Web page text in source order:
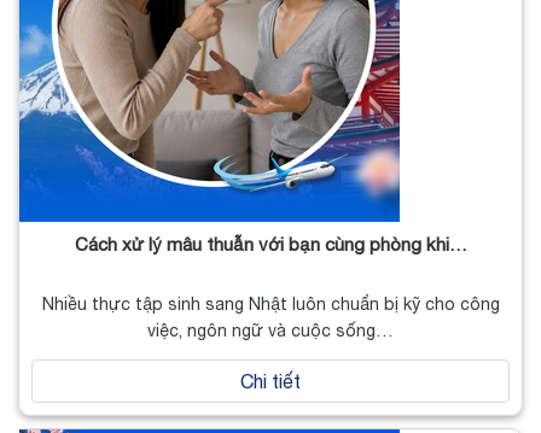
Cách xử lý mâu thuẫn với bạn cùng phòng khi…
Nhiều thực tập sinh sang Nhật luôn chuẩn bị kỹ cho công
việc, ngôn ngữ và cuộc sống…
Chi tiết